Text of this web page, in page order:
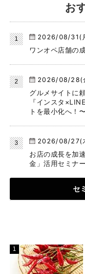
お
2026/08/31(
ワンオペ店舗の
2026/08/28(
グルメサイトに
『インスタ
トを最小化へ！〜
2026/08/27(
お店の成長を加
金」活用セミナー
セ